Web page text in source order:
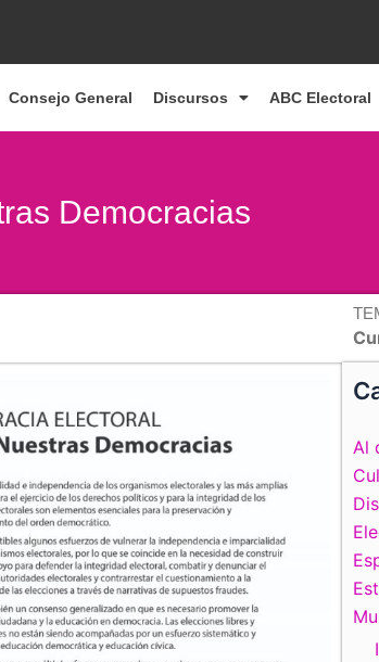
Consejo General Discursos ABC Electoral
Democracias
Al